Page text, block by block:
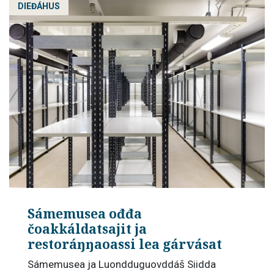
DIEĐÁHUS
Sámemusea ođđa
čoakkáldatsajit ja
restoráŋŋaoassi lea gárvásat
Sámemusea ja Luondduguovddáš Siidda